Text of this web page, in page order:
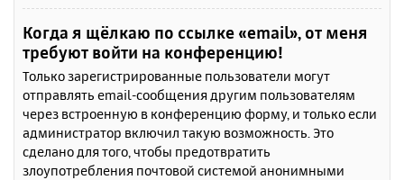
Когда я щёлкаю по ссылке «email», от меня
требуют войти на конференцию!
Только зарегистрированные пользователи могут
отправлять email-сообщения другим пользователям
через встроенную в конференцию форму, и только если
администратор включил такую возможность. Это
сделано для того, чтобы предотвратить
злоупотребления почтовой системой анонимными